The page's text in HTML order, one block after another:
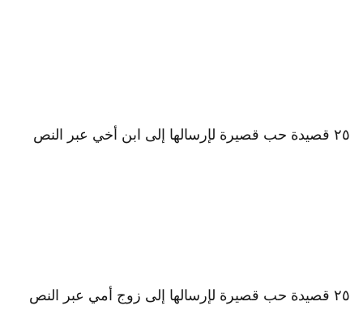
٢٥ قصيدة حب قصيرة لإرسالها إلى ابن أخي عبر النص
٢٥ قصيدة حب قصيرة لإرسالها إلى زوج أمي عبر النص